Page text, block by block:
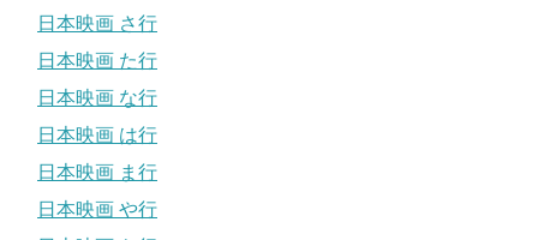
日本映画 さ行
日本映画 た行
日本映画 な行
日本映画 は行
日本映画 ま行
日本映画 や行